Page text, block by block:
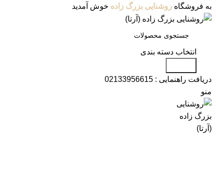
به فروشگاه روشنایی بزرگ زاده خوش آمدید
انتخاب دسته بندی
دریافت راهنمایی : 02133956615
منو